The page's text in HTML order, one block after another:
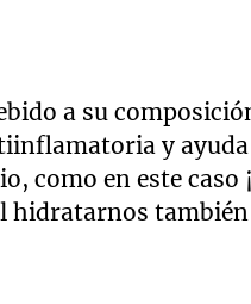
a su
y
como en este caso
hidratarnos también